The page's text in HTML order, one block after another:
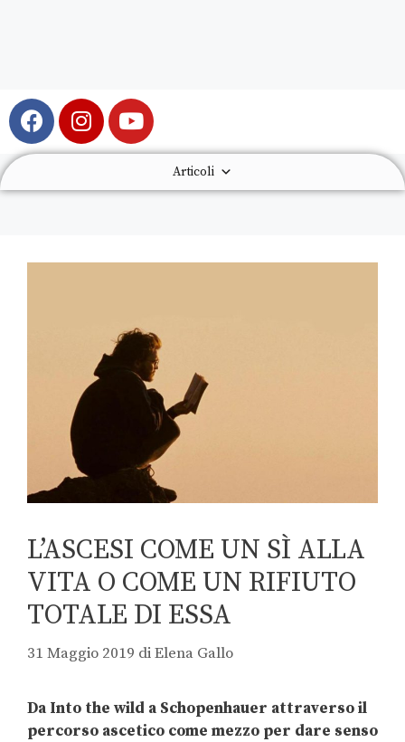
Articoli
L’ASCESI COME UN SÌ ALLA
VITA O COME UN RIFIUTO
TOTALE DI ESSA
31 Maggio 2019 diElena Gallo
Da Into the wild a Schopenhauer attraverso il
percorso ascetico come mezzo per dare senso